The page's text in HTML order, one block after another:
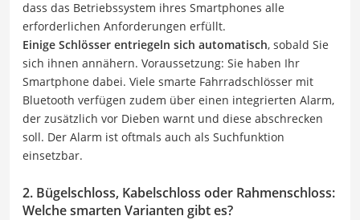
dass das Betriebssystem ihres Smartphones alle
erforderlichen Anforderungen erfüllt.
Einige Schlösser entriegeln sich automatisch, sobald Sie
sich ihnen annähern. Voraussetzung: Sie haben Ihr
Smartphone dabei. Viele smarte Fahrradschlösser mit
Bluetooth verfügen zudem über einen integrierten Alarm,
der zusätzlich vor Dieben warnt und diese abschrecken
soll. Der Alarm ist oftmals auch als Suchfunktion
einsetzbar.
2. Bügelschloss, Kabelschloss oder Rahmenschloss:
Welche smarten Varianten gibt es?